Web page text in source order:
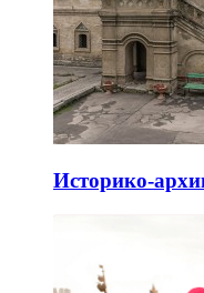
Историко-